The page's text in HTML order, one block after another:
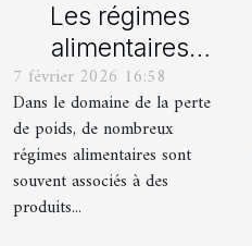
Les régimes
alimentaires
complémentaires
aux produits de
perte de poids
7 février 2026 16:58
Dans le domaine de la perte
de poids, de nombreux
régimes alimentaires sont
souvent associés à des
produits...